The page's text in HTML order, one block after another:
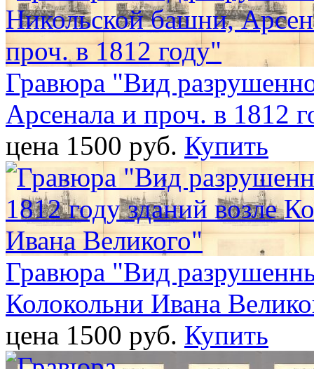
Гравюра "Вид
Арсенала и проч. в 1812
цена 1500 pуб. Купить
Гравюра "Вид
Колокольни Ивана
цена 1500 pуб. Купить